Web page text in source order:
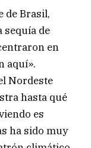
de Brasil,
sequía de
en
aquí».
Nordeste
hasta qué
es
ha sido muy